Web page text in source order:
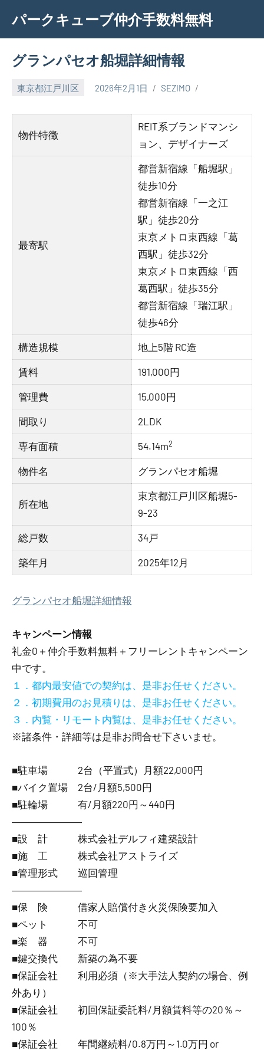
content
パークキューブ仲介手数料無料
グランパセオ船堀詳細情報
東京都江戸川区 2026年2月1日 SEZIMO
物件特徴
REIT系ブランドマンシ
ョン、デザイナーズ
最寄駅
都営新宿線「船堀駅」
徒歩10分
都営新宿線「一之江
駅」徒歩20分
東京メトロ東西線「葛
西駅」徒歩32分
東京メトロ東西線「西
葛西駅」徒歩35分
都営新宿線「瑞江駅」
徒歩46分
構造規模 地上5階 RC造
賃料 191,000円
管理費 15,000円
間取り 2LDK
専有面積 54.14m2
物件名 グランパセオ船堀
所在地
東京都江戸川区船堀5-
9-23
総戸数 34戸
築年月 2025年12月
グランパセオ船堀詳細情報
キャンペーン情報
礼金0 ＋ 仲介手数料無料 ＋ フリーレント キャンペーン
中です。
１．都内最安値での契約は、是非お任せください。
２．初期費用のお見積りは、是非お任せください。
３．内覧・リモート内覧は、是非お任せください。
※諸条件・詳細等は是非お問合せ下さいませ。
■駐車場 2台（平置式）月額22,000円
■バイク置場 2台/月額5,500円
■駐輪場 有/月額220円～440円
―――――――
■設 計 株式会社デルフィ建築設計
■施 工 株式会社アストライズ
■管理形式 巡回管理
―――――――
■保 険 借家人賠償付き火災保険要加入
■ペット 不可
■楽 器 不可
■鍵交換代 新築の為不要
■保証会社 利用必須（※大手法人契約の場合、例
外あり）
■保証会社 初回保証委託料/月額賃料等の20％～
100％
■保証会社 年間継続料/0.8万円～1.0万円 or